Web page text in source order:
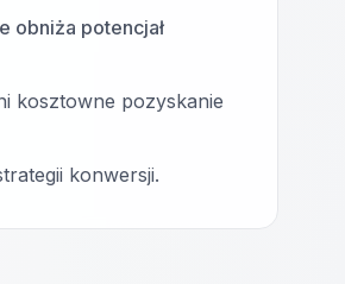
obniża potencjał
kosztowne pozyskanie
konwersji.